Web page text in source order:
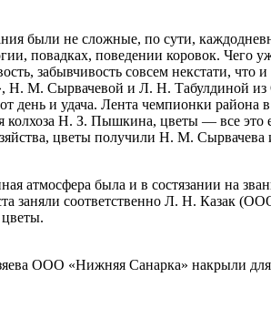
были не сложные, по сути,
повадках, поведении коровок. Чего
забывчивость совсем некстати,
Н. М. Сырвачевой и Л. Н. Табулдиной из
день и удача. Лента чемпионки
колхоза Н. З. Пышкина, цветы — все
цветы получили Н. М.
атмосфера была и в состязании на
заняли соответственно Л. Н.
ООО «Нижняя Санарка» накрыли